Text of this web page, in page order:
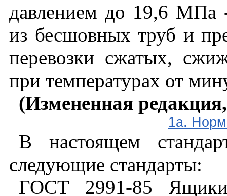
давлением до 19,6 МПа
из бесшовных труб и
перевозки сжатых,
при температурах от
(Измененная
1а.
В настоящем
следующие стандарты:
ГОСТ 2991-85 Ящики